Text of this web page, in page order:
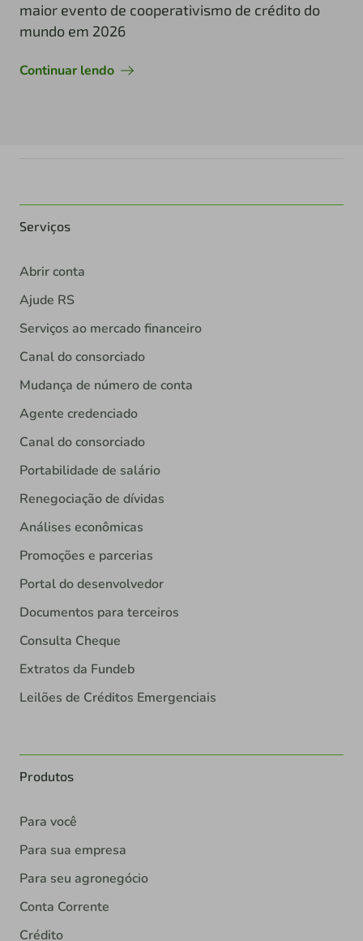
maior evento de cooperativismo de crédito do
mundo em 2026
Continuar lendo
Serviços
Abrir conta
Ajude RS
Serviços ao mercado financeiro
Canal do consorciado
Mudança de número de conta
Agente credenciado
Canal do consorciado
Portabilidade de salário
Renegociação de dívidas
Análises econômicas
Promoções e parcerias
Portal do desenvolvedor
Documentos para terceiros
Consulta Cheque
Extratos da Fundeb
Leilões de Créditos Emergenciais
Produtos
Para você
Para sua empresa
Para seu agronegócio
Conta Corrente
Crédito